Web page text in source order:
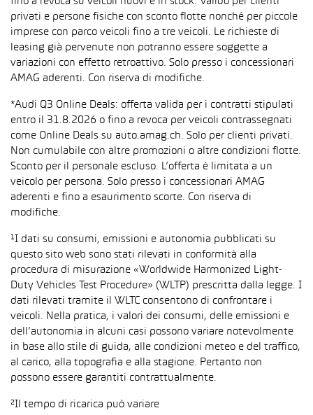
privati e persone fisiche con sconto flotte nonché per piccole
imprese con parco veicoli fino a tre veicoli. Le richieste di
leasing già pervenute non potranno essere soggette a
variazioni con effetto retroattivo. Solo presso i concessionari
AMAG aderenti. Con riserva di modifiche.
*Audi Q3 Online Deals: offerta valida per i contratti stipulati
entro il 31.8.2026 o fino a revoca per veicoli contrassegnati
come Online Deals su auto.amag.ch. Solo per clienti privati.
Non cumulabile con altre promozioni o altre condizioni flotte.
Sconto per il personale escluso. L’offerta è limitata a un
veicolo per persona. Solo presso i concessionari AMAG
aderenti e fino a esaurimento scorte. Con riserva di
modifiche.
¹I dati su consumi, emissioni e autonomia pubblicati su
questo sito web sono stati rilevati in conformità alla
procedura di misurazione «Worldwide Harmonized Light-
Duty Vehicles Test Procedure» (WLTP) prescritta dalla legge. I
dati rilevati tramite il WLTC consentono di confrontare i
veicoli. Nella pratica, i valori dei consumi, delle emissioni e
dell’autonomia in alcuni casi possono variare notevolmente
in base allo stile di guida, alle condizioni meteo e del traffico,
al carico, alla topografia e alla stagione. Pertanto non
possono essere garantiti contrattualmente.
²Il tempo di ricarica può variare